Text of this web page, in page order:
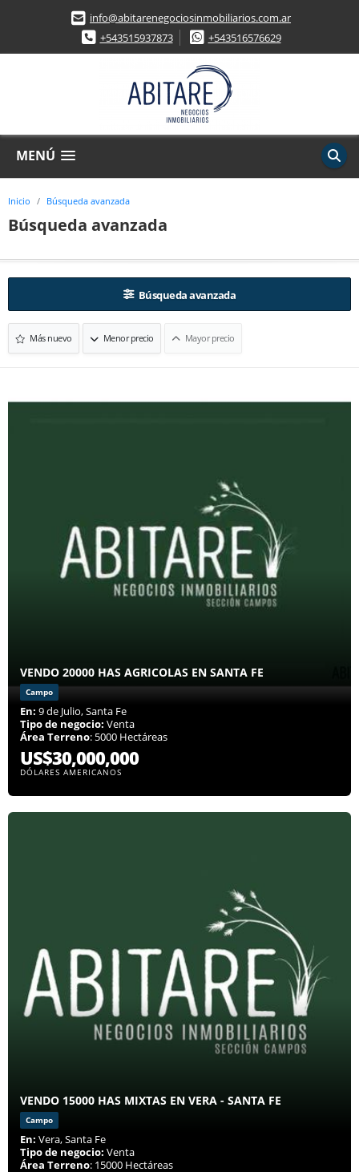
info@abitarenegociosinmobiliarios.com.ar
+543515937873
+543516576629
MENÚ
Inicio Búsqueda avanzada
Búsqueda avanzada
Búsqueda avanzada
Más nuevo Menor precio Mayor precio
VENDO 20000 HAS AGRICOLAS EN SANTA FE
Campo
En: 9 de Julio, Santa Fe
Tipo de negocio: Venta
Área Terreno: 5000 Hectáreas
US$30,000,000
DÓLARES AMERICANOS
VENDO 15000 HAS MIXTAS EN VERA - SANTA FE
Campo
En: Vera, Santa Fe
Tipo de negocio: Venta
Área Terreno: 15000 Hectáreas